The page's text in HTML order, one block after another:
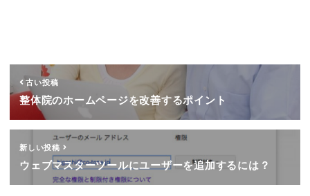
古い投稿
整体院のホームページを改善するポイント
新しい投稿
ウェブマスターツールにユーザーを追加するには？